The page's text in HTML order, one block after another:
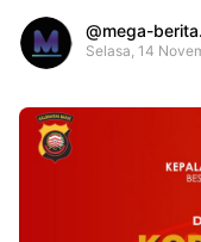
mega-
Selasa, 14